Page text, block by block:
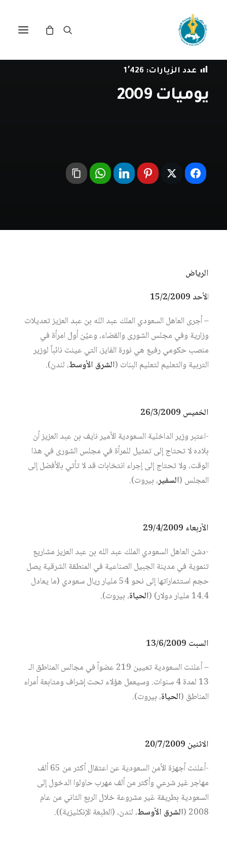
فيشؤون وطنية
عدد الزيارات: 1٬426
يوميات 2009
الرياض
الأحد 15/2/2009
– أجرى العاهل السعودي الملك عبد الله بن عبد العزيز تعديلات
وزارية وفي مجلس الشورى والقضاء، وعيّن أول امرأة في
منصب حكومي رفيع هي نورة الفايز، التي عينت نائباً لوزير
التربية والتعليم لتعليم البنات (الشرق الأوسط، لندن).
الخميس 26/3/2009
-اعتبر وزير الداخلية السعودية الأمير نايف بن عبد العزيز أن
بلاده لا تحتاج إلى تمثيل للمرأة في مجلس الشورى في هذا
الوقت، ولا تحتاج إلى إجراء انتخابات قد لا تأتي بالأفضل إلى
المجلس (السفير، بيروت).
الأربعاء 29/4/2009
-دشن العاهل السعودي الملك عبد الله بن عبد العزيز مشاريع
تنموية في مدينة الجبيل الصناعية في المنطقة الشرقية يصل
حجم استثماراتها إلى نحو 54 مليار ريال سعودي (ما يعادل
14.4 مليار دولار) (
الحياة، بيروت).
السبت 13/6/2009
– أعلنت السعودية تعيين 219 عضواً في مجالس المناطق الـ
13 لمدة 4 سنوات. وسيعمل هؤلاء تحت إشراف ومتابعة أمراء
المناطق (الحياة، بيروت).
الاثنين 20/7/2009
-أعلنت أجهزة الأمن السعودية عن اعتقال أكثر من 65 ألف
مهاجر غير شرعي وأكثر من ألف مهرب حاولوا الدخول إلى
السعودية بطريقة غير مشروعة خلال الربع الثاني من عام
2008 ( الشرق الأوسط، لندن، (الطبعة الإنكليزية)).